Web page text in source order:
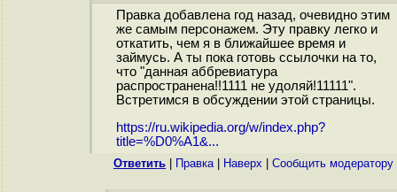
Правка добавлена год назад, очевидно этим
же самым персонажем. Эту правку легко и
откатить, чем я в ближайшее время и
займусь. А ты пока готовь ссылочки на то,
что "данная аббревиатура
распространена!!1111 не удоляй!11111".
Встретимся в обсуждении этой страницы.
https://ru.wikipedia.org/w/index.php?
title=%D0%A1&...
Ответить Правка| Наверх Cообщить модератору